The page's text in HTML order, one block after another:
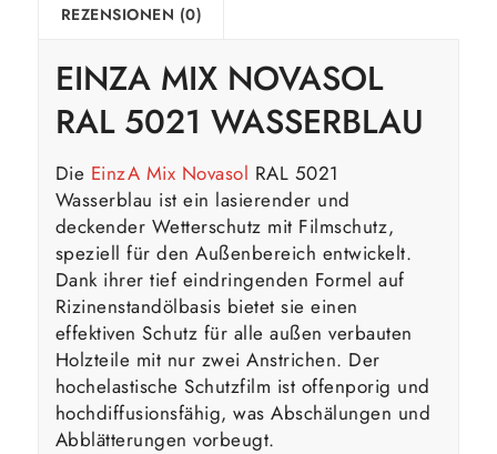
REZENSIONEN (0)
EINZA MIX NOVASOL
RAL 5021 WASSERBLAU
Die EinzA Mix Novasol RAL 5021
Wasserblau ist ein lasierender und
deckender Wetterschutz mit Filmschutz,
speziell für den Außenbereich entwickelt.
Dank ihrer tief eindringenden Formel auf
Rizinenstandölbasis bietet sie einen
effektiven Schutz für alle außen verbauten
Holzteile mit nur zwei Anstrichen. Der
hochelastische Schutzfilm ist offenporig und
hochdiffusionsfähig, was Abschälungen und
Abblätterungen vorbeugt.